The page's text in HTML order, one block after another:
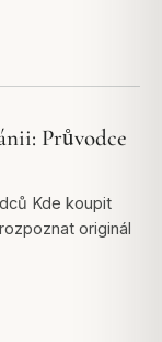
Průvodce
Kde koupit
originál